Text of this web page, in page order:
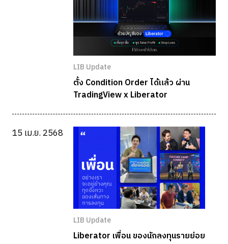
LIB Update
ตั้ง Condition Order ได้แล้ว ผ่าน
TradingView x Liberator
15 เม.ย. 2568
LIB Update
Liberator เพื่อน ของนักลงทุนรายย่อย